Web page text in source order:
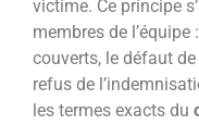
victime. Ce principe
membres de
couverts, le défaut
refus de
les termes exacts du